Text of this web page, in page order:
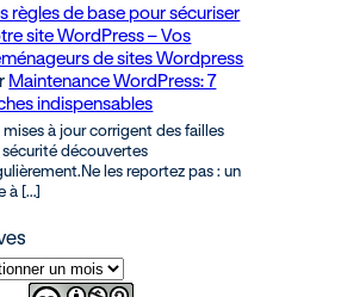
règles de base pour sécuriser
site WordPress – Vos
de sites Wordpress
Maintenance WordPress: 7
indispensables
mises à jour corrigent des failles
sécurité découvertes
les reportez pas : un
à […]